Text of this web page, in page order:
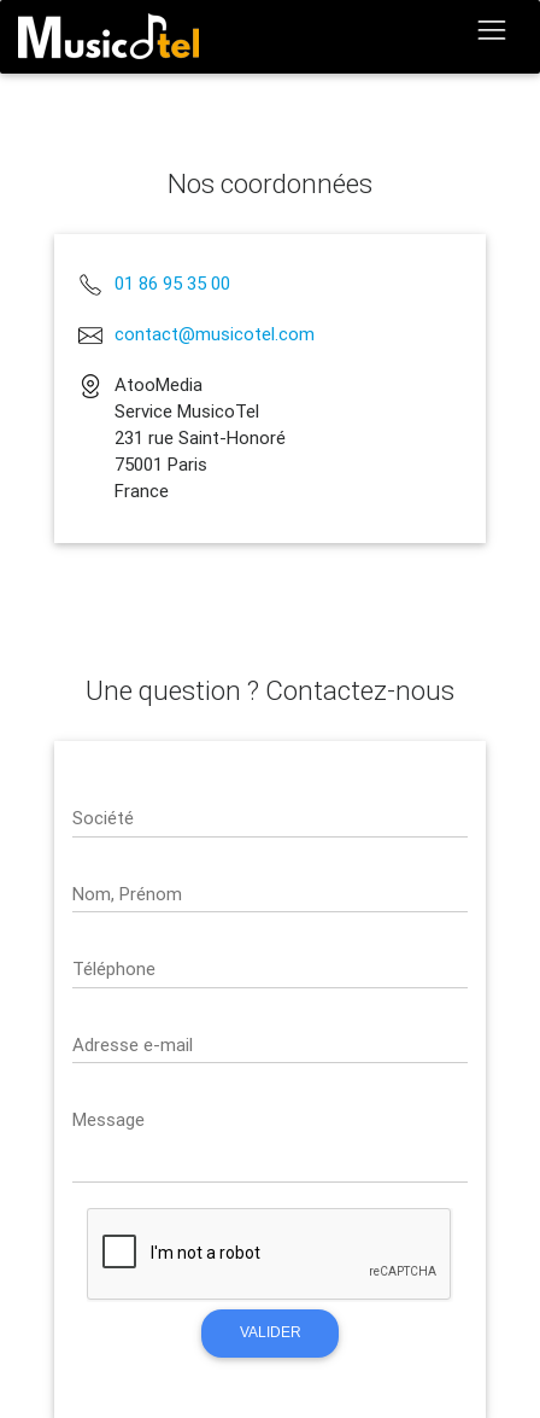
Nos coordonnées
01 86 95 35 00
contact@musicotel.com
AtooMedia
Service MusicoTel
231 rue Saint-Honoré
75001 Paris
France
Une question ? Contactez-nous
Société
Nom, Prénom
Téléphone
Adresse e-mail
Message
VALIDER